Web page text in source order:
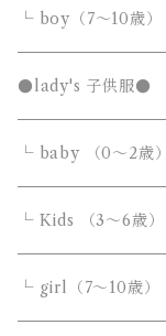
サロペット・オーバー
トップス
Tシャツ・カットソー
シャツ・ブラウス
ボトムス
デニムパンツ
スウェットパンツ
アウター
ダウンジャケット・コ
ノーカラージャケット
靴・小物
靴
フォーマルスーツ
トップス
Tシャツ・カットソー
シャツ・ブラウス
ボトムス
デニムパンツ
スウェットパンツ
アウター
ダウンジャケット・コ
ノーカラージャケット
フォーマルスーツ
靴・小物
└ boy（7～10歳）
トップス
Tシャツ・カットソー
シャツ・ブラウス
ボトムス
デニムパンツ
スウェットパンツ
アウター
ダウンジャケット・コ
フォーマルスーツ
●lady's 子供服●
└ baby （0～2歳）
カバーオール・ロン
サロペット・オーバー
トップス
└ Kids （3～6歳）
トップス
└ girl（7～10歳）